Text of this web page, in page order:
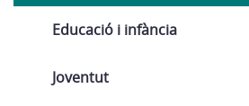
Educació i infància
Joventut